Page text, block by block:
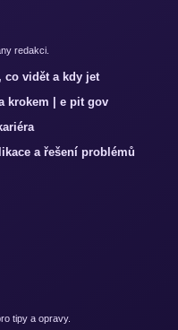
redakci.
co vidět a kdy jet
krokem | e pit gov
a řešení problémů
tipy a opravy.